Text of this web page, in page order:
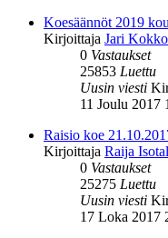
Koesäännöt 2019
Kirjoittaja Jari
0 Vastaukset
25853 Luettu
Uusin viesti
11 Joulu 2017
Raisio koe
Kirjoittaja Raija
0 Vastaukset
25275 Luettu
Uusin viesti
17 Loka 2017